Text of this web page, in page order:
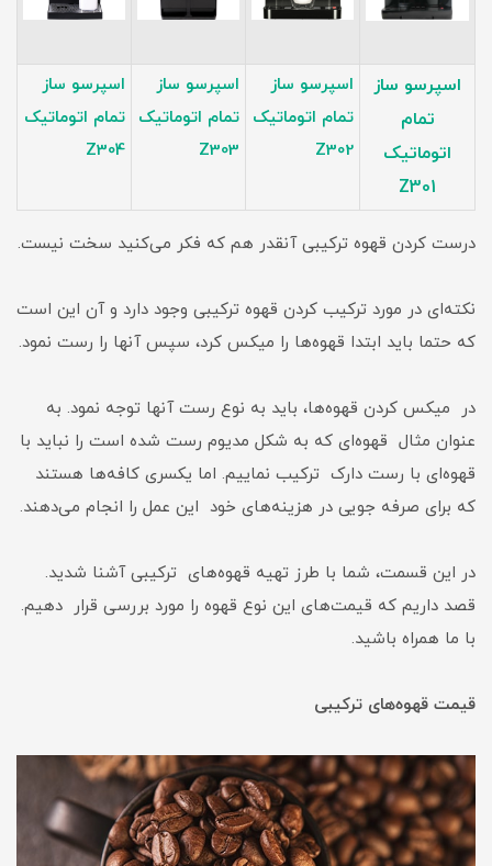
اسپرسو ساز
تمام
اتوماتیک
Z301
اسپرسو ساز
تمام اتوماتیک
Z302
اسپرسو ساز
تمام اتوماتیک
Z303
اسپرسو ساز
تمام اتوماتیک
Z304
درست کردن قهوه ترکیبی آنقدر هم که فکر می‌کنید سخت نیست.
نکته‌ای در مورد ترکیب کردن قهوه ترکیبی وجود دارد و آن این است
که حتما باید ابتدا قهوه‌ها را میکس کرد، سپس آنها را رست نمود.
در میکس کردن قهوه‌ها، باید به نوع رست آنها توجه نمود. به
عنوان مثال قهوه‌ای که به شکل مدیوم رست شده است را نباید با
قهوه‌ای با رست دارک ترکیب نماییم. اما یکسری کافه‌ها هستند
که برای صرفه جویی در هزینه‌های خود این عمل را انجام می‌دهند.
در این قسمت، شما با طرز تهیه قهوه‌های ترکیبی آشنا شدید.
قصد داریم که قیمت‌های این نوع قهوه را مورد بررسی قرار دهیم.
با ما همراه باشید.
قیمت قهوه‌های ترکیبی